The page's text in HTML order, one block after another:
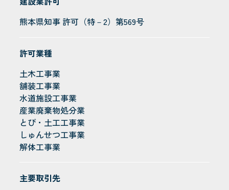
熊本県知事 許可（特－2）第569号
許可業種
土木工事業
舗装工事業
水道施設工事業
産業廃棄物処分業
とび・土工工事業
しゅんせつ工事業
解体工事業
主要取引先